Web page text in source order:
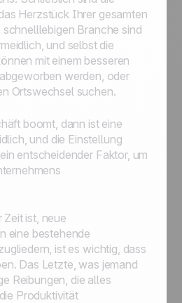
Herzstück Ihrer gesamten
Branche sind
und selbst die
mit einem besseren
werden, oder
Ortswechsel suchen.
boomt, dann ist eine
und die Einstellung
entscheidender Faktor, um
ist, neue
eine bestehende
ist es wichtig, dass
Das Letzte, was jemand
Reibungen, die alles
Produktivität